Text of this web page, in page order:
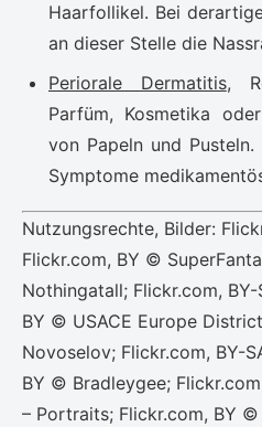
Haarfollikel. Bei
an dieser Stelle die
Periorale Dermatitis,
Parfüm, Kosmetika
von Papeln und
Symptome
Nutzungsrechte, Bilder:
Flickr.com, BY ©
Nothingatall; Flickr.com,
BY © USACE Europe
Novoselov; Flickr.com, BY-
BY © Bradleygee;
– Portraits; Flickr.com, BY ©